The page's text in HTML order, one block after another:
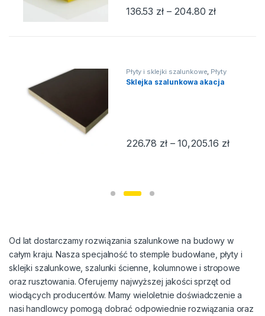
136.53 zł – 204.80 złZakres
Ten produkt ma wiele wariantów.
Płyty i sklejki szalunkowe Płyty
szalunkowe ,Sklejka szalunkowa
Sklejki szalunkowe,Szalunki
Sklejka szalunkowa akacja
226.78 zł – 10,205.16 złZakres
Ten produkt ma wiele wariantów.
Od lat dostarczamy rozwiązania szalunkowe na budowy w
całym kraju. Nasza specjalność to stemple budowlane, płyty i
sklejki szalunkowe, szalunki ścienne, kolumnowe i stropowe
oraz rusztowania. Oferujemy najwyższej jakości sprzęt od
wiodących producentów. Mamy wieloletnie doświadczenie a
nasi handlowcy pomogą dobrać odpowiednie rozwiązania oraz